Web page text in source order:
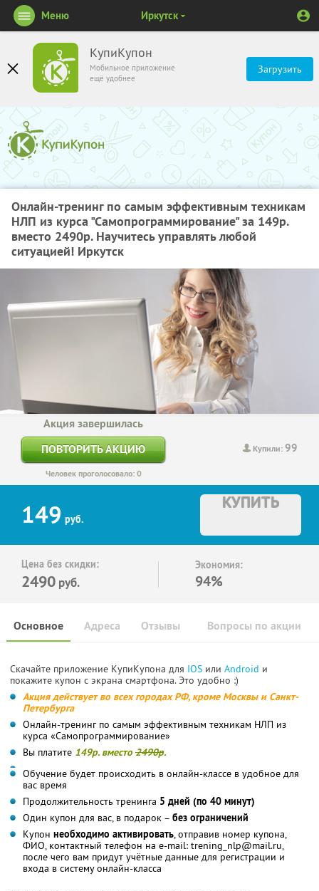
КупиКупон
Мобильное приложение
ещё удобнее
Загрузить
Меню Иркутск
Онлайн-тренинг по самым эффективным техникам
НЛП из курса "Самопрограммирование" за 149р.
вместо 2490р. Научитесь управлять любой
ситуацией! Иркутск
Купили:99
Акция завершилась
ПОВТОРИТЬ АКЦИЮ
Человек проголосовало: 0
149 руб.
КУПИТЬ
Цена без скидки:
2490 руб.
Экономия:
94%
Основное Отзывы Вопросы по акции
Адреса
Скачайте приложение КупиКупона для IOS или Android и
покажите купон с экрана смартфона. Это удобно :)
Акция действует во всех городах РФ, кроме Москвы и Санкт-
Петербурга
Онлайн-тренинг по самым эффективным техникам НЛП из
курса «Самопрограммирование»
Вы платите 149р. вместо 2490р.
Обучение будет происходить в онлайн-классе в удобное для
вас время
Продолжительность тренинга 5 дней (по 40 минут)
Один купон для вас, в подарок – без ограничений
Купон необходимо активировать, отправив номер купона,
ФИО, контактный телефон на e-mail: trening_nlp@mail.ru,
после чего вам придут учётные данные для регистрации и
входа в систему онлайн-класса